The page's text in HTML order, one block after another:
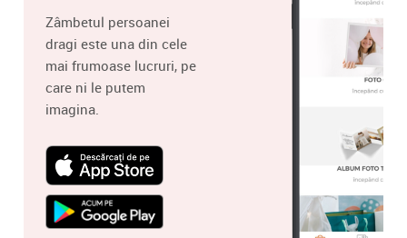
Zâmbetul persoanei
dragi este una din cele
mai frumoase lucruri, pe
care ni le putem
imagina.